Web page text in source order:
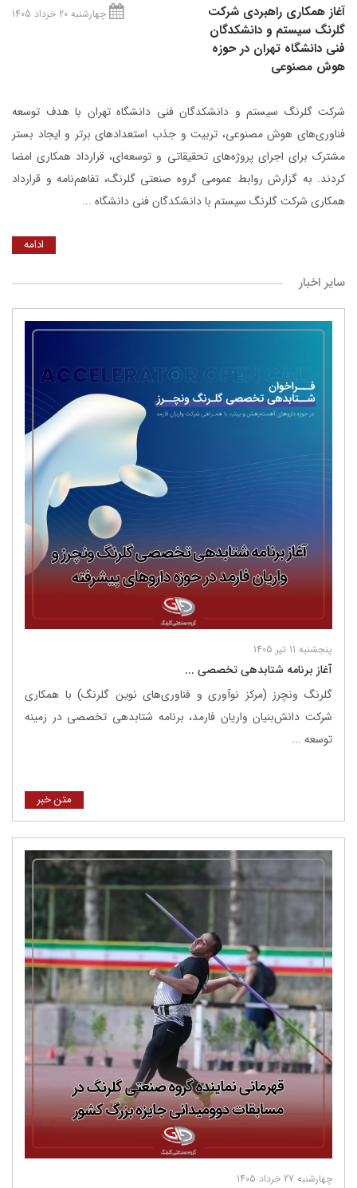
آغاز همکاری راهبردی شرکت
گلرنگ‌ سیستم و دانشکدگان
فنی دانشگاه تهران در حوزه
هوش مصنوعی
چهارشنبه 20 خرداد 1405
شرکت گلرنگ ‌سیستم و دانشکدگان فنی دانشگاه تهران با هدف توسعه
فناوری‌های هوش مصنوعی، تربیت و جذب استعدادهای برتر و ایجاد بستر
مشترک برای اجرای پروژه‌های تحقیقاتی و توسعه‌ای، قرارداد همکاری امضا
کردند. به گزارش روابط عمومی گروه صنعتی گلرنگ، تفاهم‌نامه و قرارداد
همکاری شرکت گلرنگ سیستم با دانشکدگان فنی دانشگاه ...
ادامه
سایر اخبار
پنجشنبه 11 تیر 1405
آغاز برنامه شتابدهی تخصصی ...
گلرنگ ونچرز (مرکز نوآوری و فناوری‌های نوین گلرنگ) با همکاری
شرکت دانش‌بنیان واریان فارمد، برنامه شتابدهی تخصصی در زمینه
توسعه ...
متن خبر
چهارشنبه 27 خرداد 1405